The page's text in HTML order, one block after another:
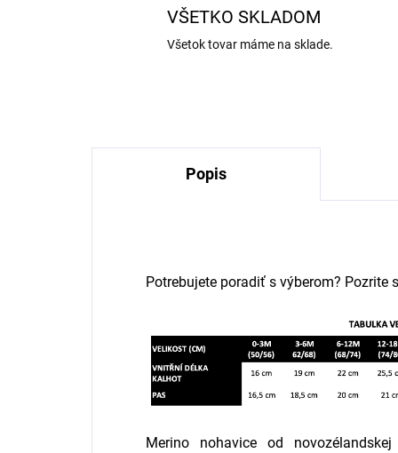
VŠETKO SKLADOM
Všetok tovar máme na sklade.
Popis
Potrebujete poradiť s výberom? Pozrite
Merino nohaviceod